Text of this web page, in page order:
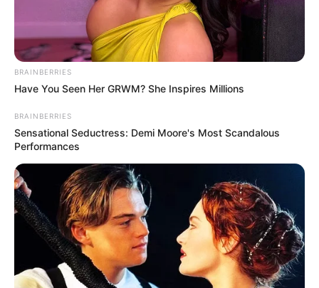
BRAINBERRIES
Have You Seen Her GRWM? She Inspires Millions
BRAINBERRIES
Sensational Seductress: Demi Moore's Most Scandalous
Performances